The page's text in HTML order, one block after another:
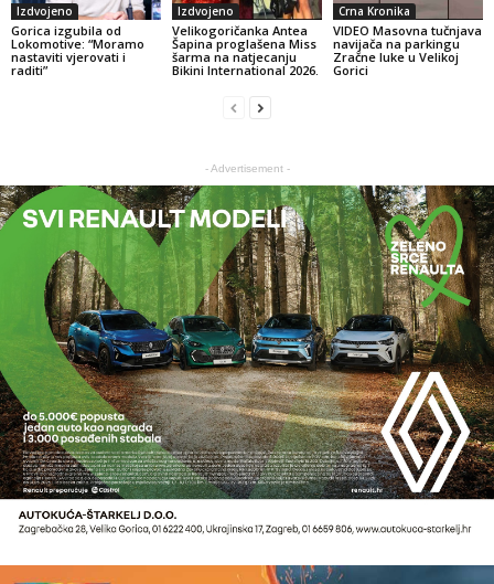
Izdvojeno
Gorica izgubila od
Lokomotive: “Moramo
nastaviti vjerovati i
raditi”
Izdvojeno
Velikogoričanka Antea
Šapina proglašena Miss
šarma na natjecanju
Bikini International 2026.
Crna Kronika
VIDEO Masovna tučnjava
navijača na parkingu
Zračne luke u Velikoj
Gorici
- Advertisement -